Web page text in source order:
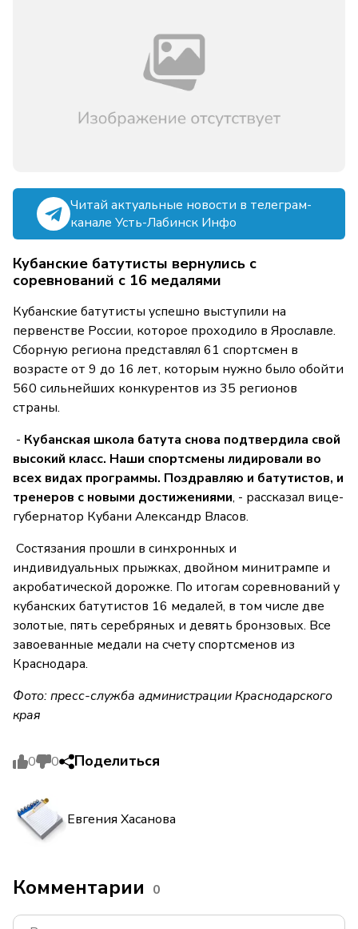
Читай актуальные новости в телеграм-
канале Усть-Лабинск Инфо
Кубанские батутисты вернулись с
соревнований с 16 медалями
Кубанские батутисты успешно выступили на
первенстве России, которое проходило в Ярославле.
Сборную региона представлял 61 спортсмен в
возрасте от 9 до 16 лет, которым нужно было обойти
560 сильнейших конкурентов из 35 регионов
страны.
- Кубанская школа батута снова подтвердила свой
высокий класс. Наши спортсмены лидировали во
всех видах программы. Поздравляю и батутистов, и
тренеров с новыми достижениями, - рассказал вице-
губернатор Кубани Александр Власов.
Состязания прошли в синхронных и
индивидуальных прыжках, двойном минитрампе и
акробатической дорожке. По итогам соревнований у
кубанских батутистов 16 медалей, в том числе две
золотые, пять серебряных и девять бронзовых. Все
завоеванные медали на счету спортсменов из
Краснодара.
Фото: пресс-служба администрации Краснодарского
края
0 0 Поделиться
Евгения Хасанова
Комментарии 0